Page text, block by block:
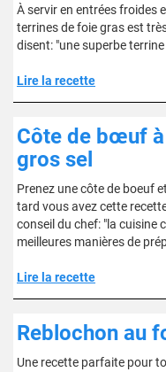
À servir en entrées froides
terrines de foie gras est
disent: "une superbe
Lire la recette
Côte de bœuf
gros sel
Prenez une côte de boeuf
tard vous avez cette
conseil du chef: "la cuisine
meilleures manières de
Lire la recette
Reblochon au
Une recette parfaite pour